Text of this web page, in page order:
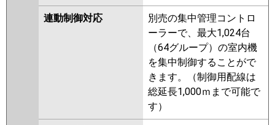
連動制御対応
別売の集中管理コントロ
ーラーで、最大1,024台
（64グループ）の室内機
を集中制御することがで
きます。（制御用配線は
総延長1,000ｍまで可能で
す）